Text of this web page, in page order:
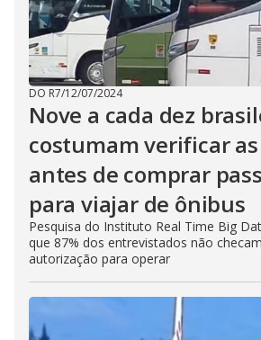
DO R7/12/07/2024
Nove a cada dez
costumam verificar
antes de comprar
para viajar de ônibus
Pesquisa do Instituto Real Time Big
que 87% dos entrevistados não
autorização para operar